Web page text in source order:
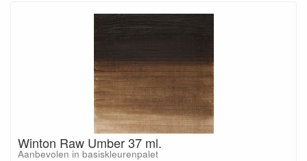
Winton Raw Umber 37 ml.
Aanbevolen in basiskleurenpalet